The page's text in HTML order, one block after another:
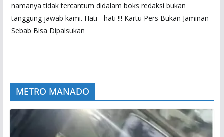
namanya tidak tercantum didalam boks redaksi bukan
tanggung jawab kami. Hati - hati !!! Kartu Pers Bukan Jaminan
Sebab Bisa Dipalsukan
METRO MANADO